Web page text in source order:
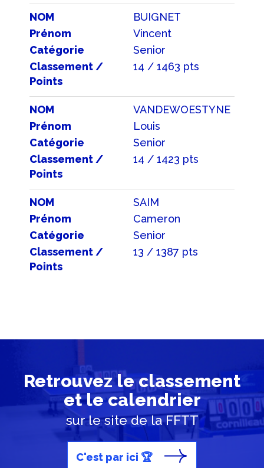
NOM
BUIGNET
Prénom
Vincent
Catégorie
Senior
Classement /
Points
14 / 1463 pts
NOM
VANDEWOESTYNE
Prénom
Louis
Catégorie
Senior
Classement /
Points
14 / 1423 pts
NOM
SAIM
Prénom
Cameron
Catégorie
Senior
Classement /
Points
13 / 1387 pts
Retrouvez le classement
et le calendrier
sur le site de la FFTT
C'est par ici 🏆